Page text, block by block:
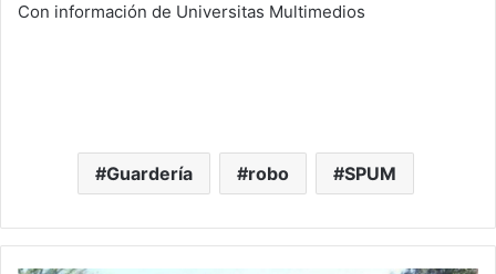
Con información de Universitas Multimedios
Guardería robo SPUM